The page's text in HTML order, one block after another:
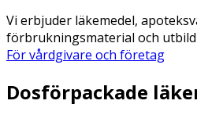
Vi erbjuder läkemedel,
förbrukningsmaterial och
För vårdgivare och företag
Dosförpackade